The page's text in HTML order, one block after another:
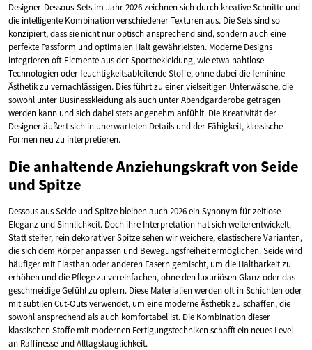
Designer-Dessous-Sets im Jahr 2026 zeichnen sich durch kreative Schnitte und
die intelligente Kombination verschiedener Texturen aus. Die Sets sind so
konzipiert, dass sie nicht nur optisch ansprechend sind, sondern auch eine
perfekte Passform und optimalen Halt gewährleisten. Moderne Designs
integrieren oft Elemente aus der Sportbekleidung, wie etwa nahtlose
Technologien oder feuchtigkeitsableitende Stoffe, ohne dabei die feminine
Ästhetik zu vernachlässigen. Dies führt zu einer vielseitigen Unterwäsche, die
sowohl unter Businesskleidung als auch unter Abendgarderobe getragen
werden kann und sich dabei stets angenehm anfühlt. Die Kreativität der
Designer äußert sich in unerwarteten Details und der Fähigkeit, klassische
Formen neu zu interpretieren.
Die anhaltende Anziehungskraft von Seide
und Spitze
Dessous aus Seide und Spitze bleiben auch 2026 ein Synonym für zeitlose
Eleganz und Sinnlichkeit. Doch ihre Interpretation hat sich weiterentwickelt.
Statt steifer, rein dekorativer Spitze sehen wir weichere, elastischere Varianten,
die sich dem Körper anpassen und Bewegungsfreiheit ermöglichen. Seide wird
häufiger mit Elasthan oder anderen Fasern gemischt, um die Haltbarkeit zu
erhöhen und die Pflege zu vereinfachen, ohne den luxuriösen Glanz oder das
geschmeidige Gefühl zu opfern. Diese Materialien werden oft in Schichten oder
mit subtilen Cut-Outs verwendet, um eine moderne Ästhetik zu schaffen, die
sowohl ansprechend als auch komfortabel ist. Die Kombination dieser
klassischen Stoffe mit modernen Fertigungstechniken schafft ein neues Level
an Raffinesse und Alltagstauglichkeit.